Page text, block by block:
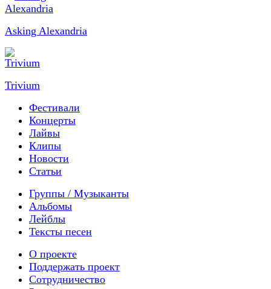
Asking Alexandria
Trivium
Фестивали
Концерты
Лайвы
Клипы
Новости
Статьи
Группы / Музыканты
Альбомы
Лейблы
Тексты песен
О проекте
Поддержать проект
Сотрудничество